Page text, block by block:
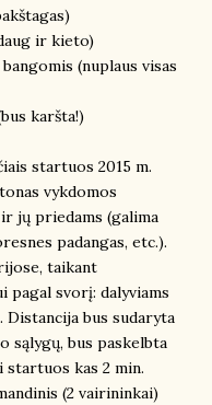
ir kieto)
(nuplaus visas
karšta!)
startuos 2015 m.
vykdomos
jų priedams (galima
padangas, etc.).
taikant
pagal svorį: dalyviams
bus sudaryta
sąlygų, bus paskelbta
kas 2 min.
(2 vairininkai)